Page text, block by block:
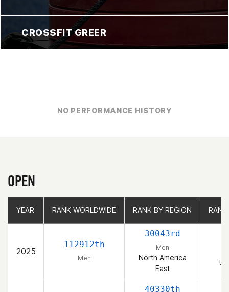
CROSSFIT GREER
NO PERFORMANCE HISTORY
OPEN
YEAR RANK WORLDWIDE RANK BY REGION
2025
112912th
Men
30043rd
Men
North America
East
40330th
YEAR RANK WORLDWIDE RANK BY REGION